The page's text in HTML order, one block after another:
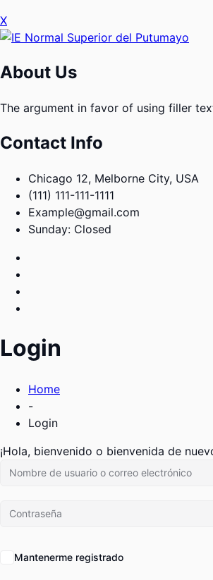
X
About Us
The argument in favor of using filler
Contact Info
Chicago 12, Melborne City, USA
(111) 111-111-1111
Example@gmail.com
Sunday: Closed
Login
Home
-
Login
¡Hola, bienvenido o bienvenida de
Mantenerme registrado